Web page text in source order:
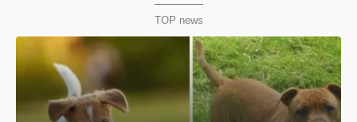
TOP news